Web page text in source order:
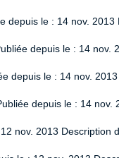
depuis le : 14 nov.
depuis le : 14 nov.
depuis le : 14 nov.
depuis le : 14
nov. 2013 Description